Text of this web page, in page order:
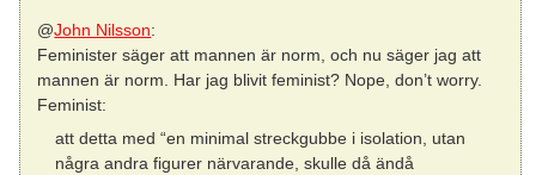
@John Nilsson:
Feminister säger att mannen är norm, och nu säger jag att
mannen är norm. Har jag blivit feminist? Nope, don’t worry.
Feminist:
att detta med “en minimal streckgubbe i isolation, utan
några andra figurer närvarande, skulle då ändå